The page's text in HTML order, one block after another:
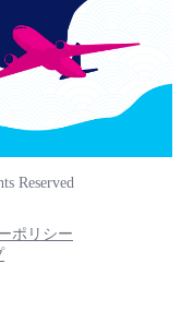
Reserved
ポリシー